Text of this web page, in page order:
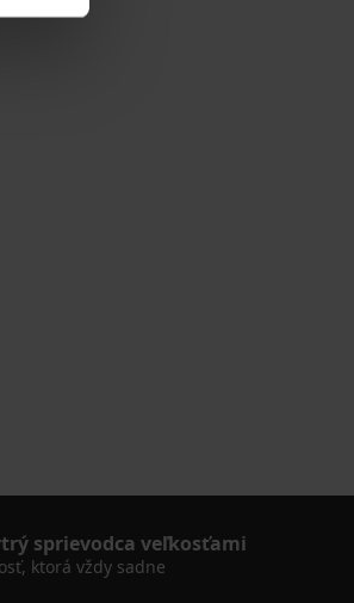
sprievodca veľkosťami
ktorá vždy sadne